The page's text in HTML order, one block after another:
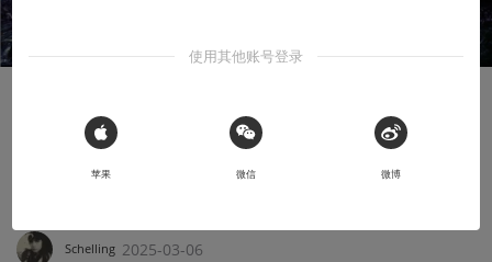
魂类游戏体验浅谈
Schelling 2025-03-06
使用其他账号登录
 Sign in with Apple
苹果 微信 微博